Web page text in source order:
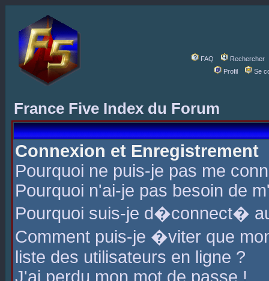
FAQ
Rechercher
Profil
Se
France Five Index du Forum
Connexion et Enregistrement
Pourquoi ne puis-je pas me
Pourquoi n'ai-je pas besoin de
Pourquoi suis-je d�connect�
Comment puis-je �viter que
liste des utilisateurs en ligne ?
J'ai perdu mon mot de passe !